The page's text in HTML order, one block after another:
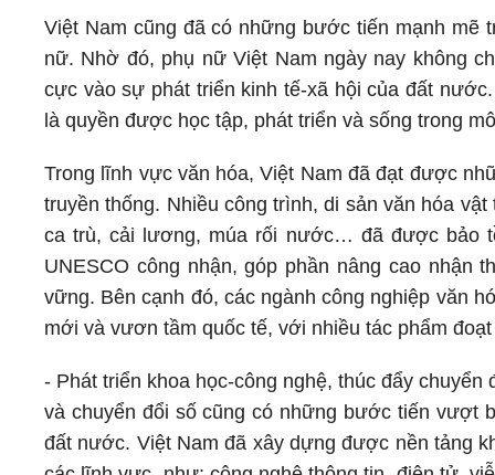
Việt Nam cũng đã có những bước tiến mạnh mẽ
nữ. Nhờ đó, phụ nữ Việt Nam ngày nay không
cực vào sự phát triển kinh tế-xã hội của đất
là quyền được học tập, phát triển và sống trong
Trong lĩnh vực văn hóa, Việt Nam đã đạt được
truyền thống. Nhiều công trình, di sản văn hóa
ca trù, cải lương, múa rối nước… đã được bảo
UNESCO công nhận, góp phần nâng cao nhận
vững. Bên cạnh đó, các ngành công nghiệp văn
mới và vươn tầm quốc tế, với nhiều tác phẩm
- Phát triển khoa học-công nghệ, thúc đẩy
và chuyển đổi số cũng có những bước tiến vượt
đất nước. Việt Nam đã xây dựng được nền tảng